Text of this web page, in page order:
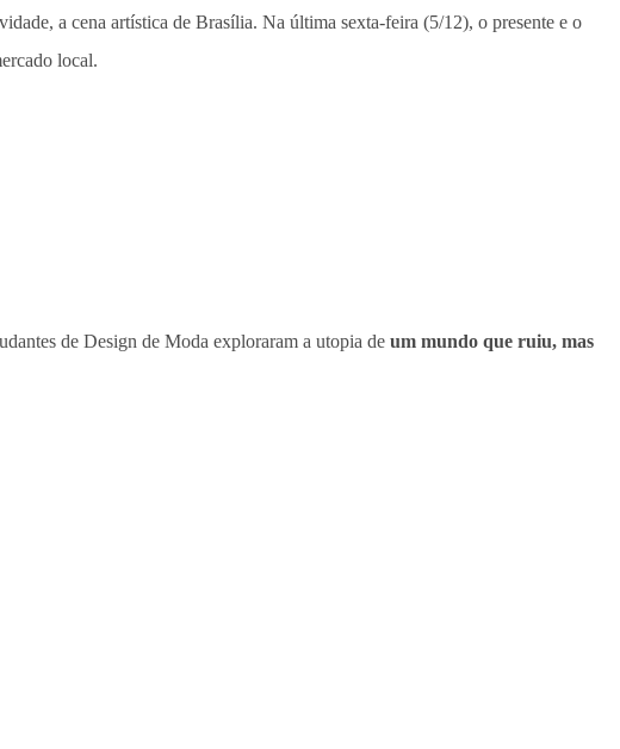
a cena artística de Brasília. Na última sexta-feira (5/12), o presente e o
local.
de Design de Moda exploraram a utopia de um mundo que ruiu, mas